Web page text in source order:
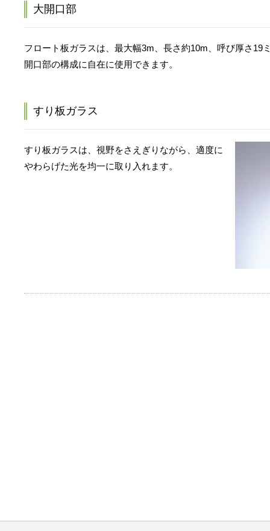
大開口部
フロート板ガラスは、最大幅3m、長さ約10m、呼び厚さ19
開口部の構成に自在に使用できます。
すり板ガラス
すり板ガラスは、視野をさえぎりながら、適度に
やわらげた光を均一に取り入れます。